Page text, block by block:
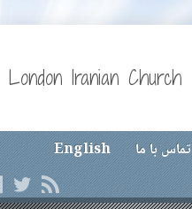
Iranian Church
تماس با ما English